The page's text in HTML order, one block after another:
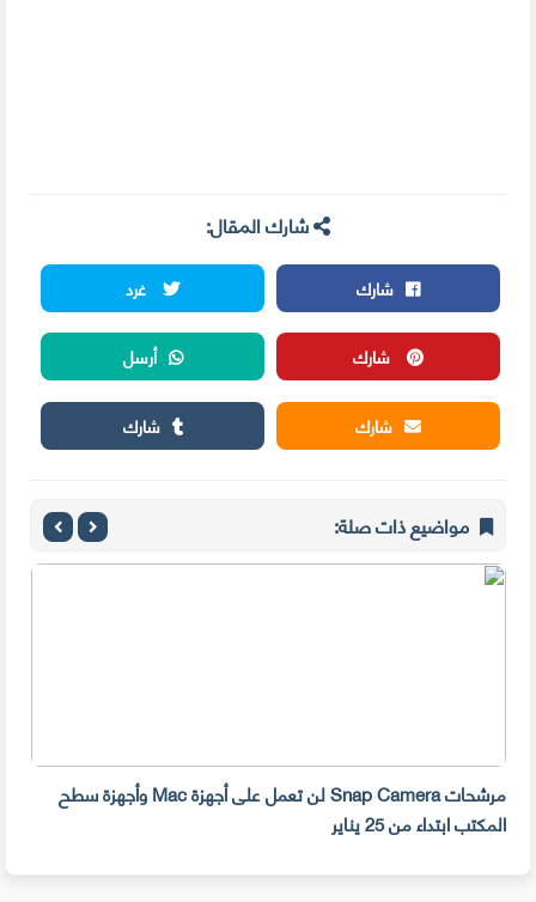
شارك المقال:
شارك
غرد
شارك
أرسل
شارك
شارك
مواضيع ذات صلة:
مرشحات Snap Camera لن تعمل على أجهزة Mac وأجهزة سطح
المكتب ابتداء من 25 يناير